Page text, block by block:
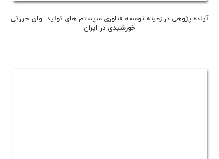
آینده پژوهی در زمینه توسعه فناوری سیستم های تولید توان حرارتی
خورشیدی در ایران